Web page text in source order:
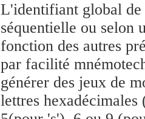
L'identifiant global de
séquentielle ou selon
fonction des autres
par facilité
générer des jeux de
lettres